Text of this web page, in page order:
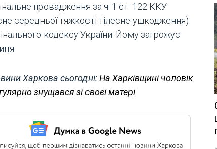
провадження за ч. 1 ст. 122 ККУ
середньої тяжкості тілесне ушкодження)
кодексу України. Йому загрожує
Харкова сьогодні:На Харківщині чоловік
знущався зі своєї матері